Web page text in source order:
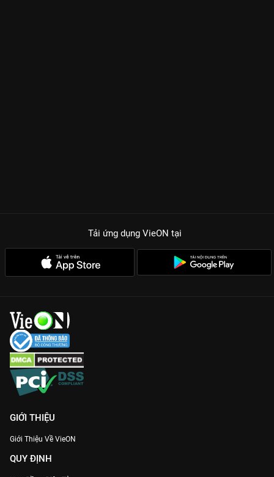
Tải ứng dụng VieON tại
GIỚI THIỆU
Giới Thiệu Về VieON
QUY ĐỊNH